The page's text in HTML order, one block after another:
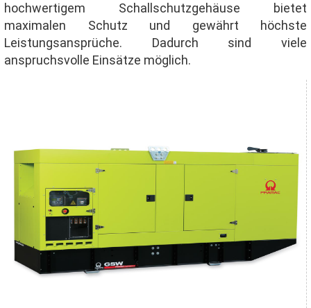
hochwertigem Schallschutzgehäuse bietet
maximalen Schutz und gewährt höchste
Leistungsansprüche. Dadurch sind viele
anspruchsvolle Einsätze möglich.